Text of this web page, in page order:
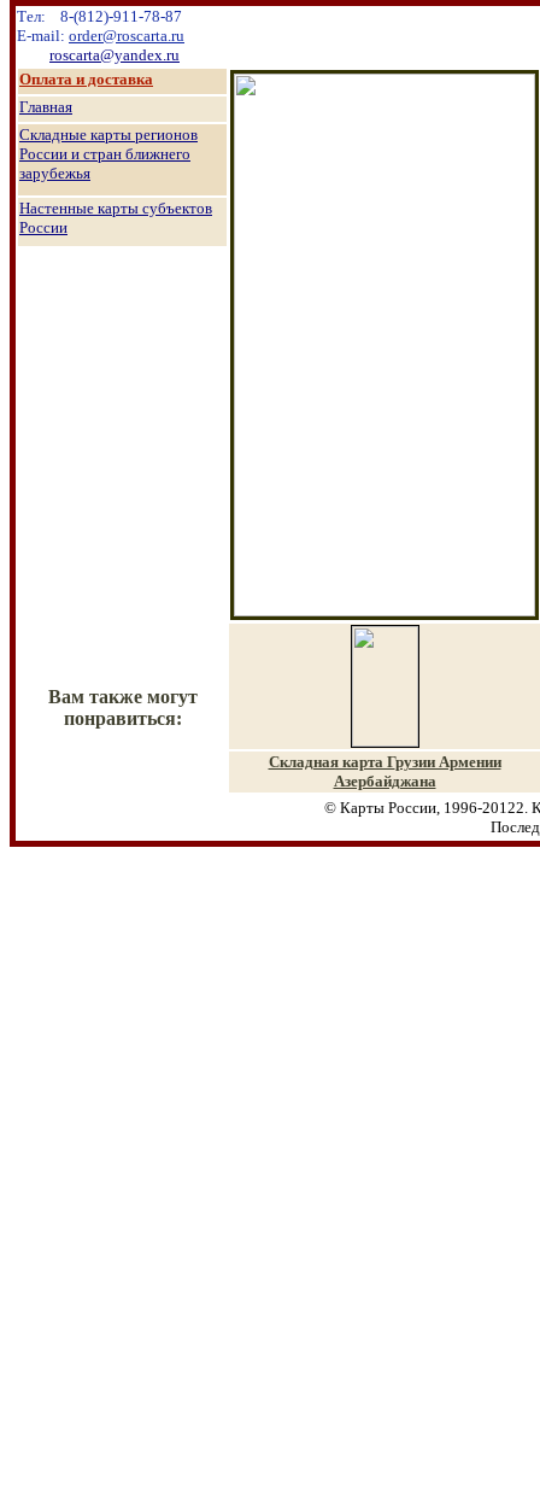
Тел: 8-(812)-911-78-87
E-mail: order@roscarta.ru
roscarta@yandex.ru
Оплата и доставка
Главная
Складные карты регионов
России и стран ближнего
зарубежья
Настенные карты субъектов
России
Вам также могут
понравиться:
Складная карта Грузии Армении
Азербайджана
© Карты России, 1996-20122.